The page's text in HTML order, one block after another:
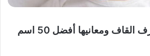
أسماء بنات بحرف القاف ومعانيها أفضل 50 اسم